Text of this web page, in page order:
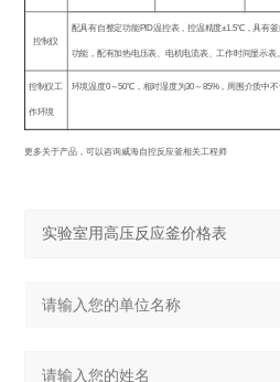
控制仪
配具有自整定功能PID温控表，控温精度±1.5℃，具有
功能，配有加热电压表、电机电流表、工作时间显示表。
控制仪工
作环境
环境温度0～50℃ ，相对湿度为30 ～85%，周围介质中不
更多关于产品，可以咨询威海自控反应釜相关工程师